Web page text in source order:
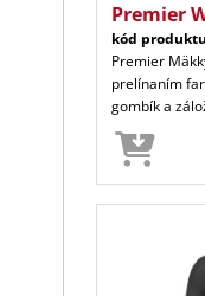
Premier
kód
Premier
prelínaním
gombík a